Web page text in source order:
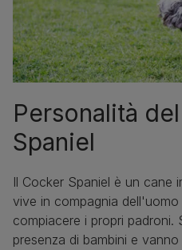
Personalità
Spaniel
Il Cocker Spaniel è un cane
vive in compagnia
compiacere i propri padroni.
presenza di bambini e